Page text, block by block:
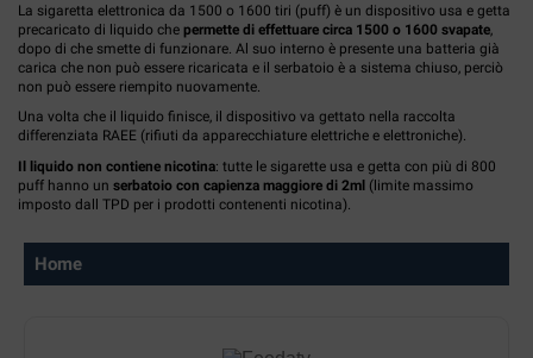
La sigaretta elettronica da 1500 o 1600 tiri (puff) è un dispositivo usa e getta
precaricato di liquido che permette di effettuare circa 1500 o 1600 svapate
dopo di che smette di funzionare. Al suo interno è presente una batteria già
carica che non può essere ricaricata e il serbatoio è a sistema chiuso, perciò
non può essere riempito nuovamente.
Una volta che il liquido finisce, il dispositivo va gettato nella raccolta
differenziata RAEE (rifiuti da apparecchiature elettriche e elettroniche).
Il liquido non contiene nicotina: tutte le sigarette usa e getta con più di 800
puff hanno un serbatoio con capienza maggiore di 2ml (limite massimo
imposto dall TPD per i prodotti contenenti nicotina).
Home